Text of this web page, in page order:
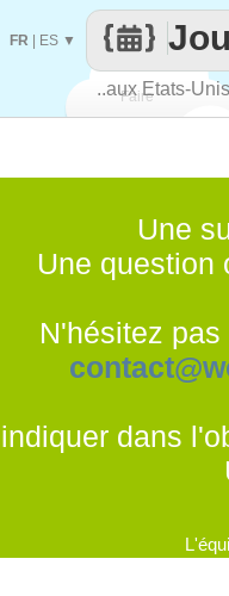
Faire
..aux Etats-Unis
FR ES ▼
Une
Une question
N'hésitez
dans